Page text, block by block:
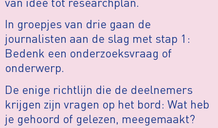
In groepjes van drie gaan de
journalisten aan de slag met stap 1:
Bedenk een onderzoeksvraag of
onderwerp.
De enige richtlijn die de deelnemers
krijgen zijn vragen op het bord: Wat heb
je gehoord of gelezen, meegemaakt?